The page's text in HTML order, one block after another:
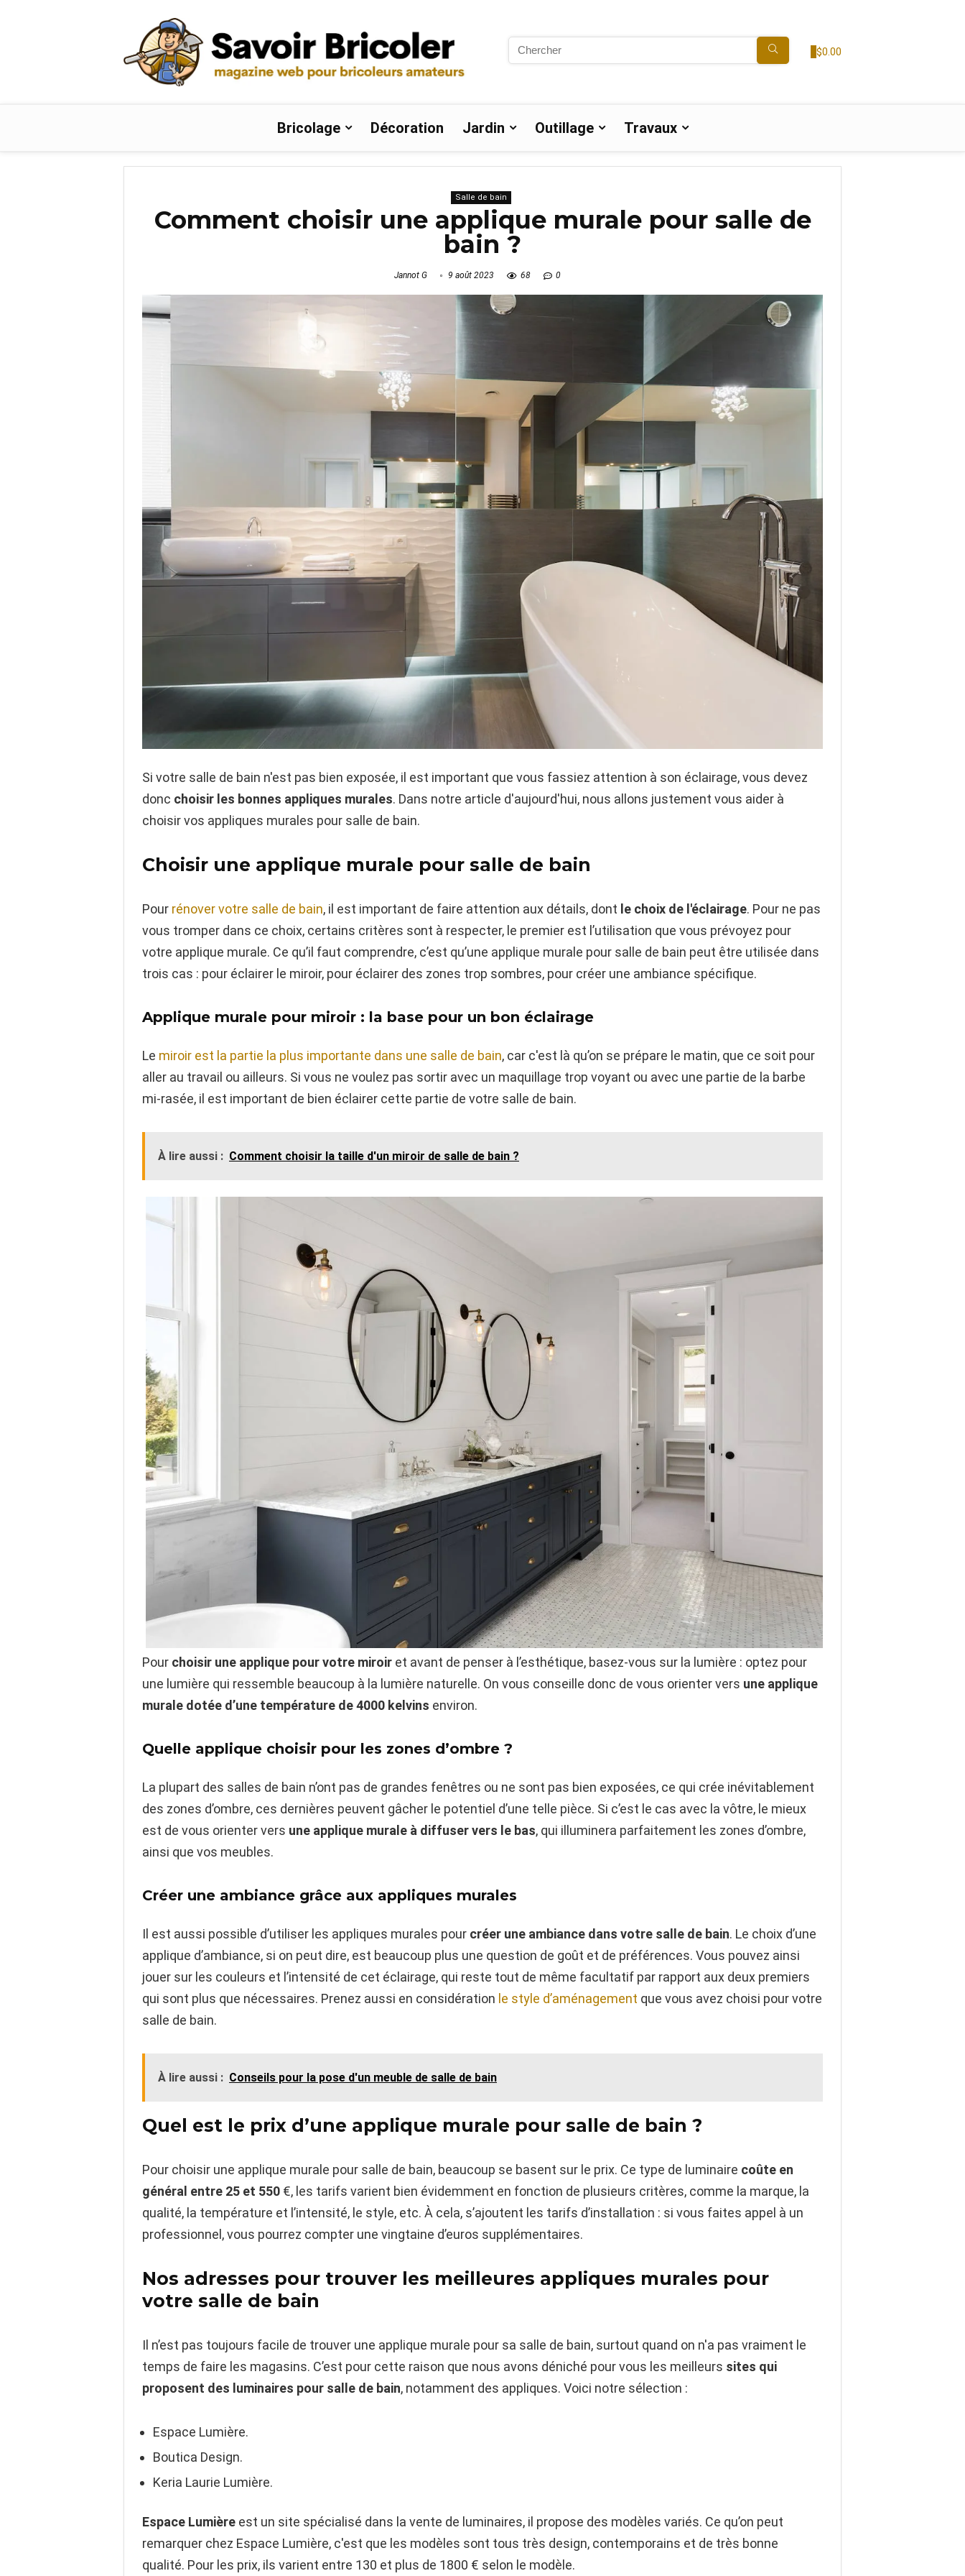
Search
for:
$0.00
Bricolage Décoration Jardin Outillage Travaux
Salle de bain
Comment choisir une applique murale pour salle de
bain ?
Jannot G 9 août 2023 68 0
Si votre salle de bain n'est pas bien exposée, il est important que vous fassiez attention à son éclairage, vous devez
donc choisir les bonnes appliques murales. Dans notre article d'aujourd'hui, nous allons justement vous aider à
choisir vos appliques murales pour salle de bain.
Choisir une applique murale pour salle de bain
Pour rénover votre salle de bain, il est important de faire attention aux détails, dont le choix de l'éclairage. Pour ne pas
vous tromper dans ce choix, certains critères sont à respecter, le premier est l’utilisation que vous prévoyez pour
votre applique murale. Ce qu’il faut comprendre, c’est qu’une applique murale pour salle de bain peut être utilisée dans
trois cas : pour éclairer le miroir, pour éclairer des zones trop sombres, pour créer une ambiance spécifique.
Applique murale pour miroir : la base pour un bon éclairage
Le miroir est la partie la plus importante dans une salle de bain, car c'est là qu’on se prépare le matin, que ce soit pour
aller au travail ou ailleurs. Si vous ne voulez pas sortir avec un maquillage trop voyant ou avec une partie de la barbe
mi-rasée, il est important de bien éclairer cette partie de votre salle de bain.
À lire aussi : Comment choisir la taille d'un miroir de salle de bain ?
Pour choisir une applique pour votre miroir et avant de penser à l’esthétique, basez-vous sur la lumière : optez pour
une lumière qui ressemble beaucoup à la lumière naturelle. On vous conseille donc de vous orienter vers une applique
murale dotée d’une température de 4000 kelvins environ.
Quelle applique choisir pour les zones d’ombre ?
La plupart des salles de bain n’ont pas de grandes fenêtres ou ne sont pas bien exposées, ce qui crée inévitablement
des zones d’ombre, ces dernières peuvent gâcher le potentiel d’une telle pièce. Si c’est le cas avec la vôtre, le mieux
est de vous orienter vers une applique murale à diffuser vers le bas, qui illuminera parfaitement les zones d’ombre,
ainsi que vos meubles.
Créer une ambiance grâce aux appliques murales
Il est aussi possible d’utiliser les appliques murales pour créer une ambiance dans votre salle de bain. Le choix d’une
applique d’ambiance, si on peut dire, est beaucoup plus une question de goût et de préférences. Vous pouvez ainsi
jouer sur les couleurs et l’intensité de cet éclairage, qui reste tout de même facultatif par rapport aux deux premiers
qui sont plus que nécessaires. Prenez aussi en considération le style d’aménagement que vous avez choisi pour votre
salle de bain.
À lire aussi : Conseils pour la pose d'un meuble de salle de bain
Quel est le prix d’une applique murale pour salle de bain ?
Pour choisir une applique murale pour salle de bain, beaucoup se basent sur le prix. Ce type de luminaire coûte en
général entre 25 et 550 €, les tarifs varient bien évidemment en fonction de plusieurs critères, comme la marque, la
qualité, la température et l’intensité, le style, etc. À cela, s’ajoutent les tarifs d’installation : si vous faites appel à un
professionnel, vous pourrez compter une vingtaine d’euros supplémentaires.
Nos adresses pour trouver les meilleures appliques murales pour
votre salle de bain
Il n’est pas toujours facile de trouver une applique murale pour sa salle de bain, surtout quand on n'a pas vraiment le
temps de faire les magasins. C’est pour cette raison que nous avons déniché pour vous les meilleurs sites qui
proposent des luminaires pour salle de bain, notamment des appliques. Voici notre sélection :
Espace Lumière.
Boutica Design.
Keria Laurie Lumière.
Espace Lumière est un site spécialisé dans la vente de luminaires, il propose des modèles variés. Ce qu’on peut
remarquer chez Espace Lumière, c'est que les modèles sont tous très design, contemporains et de très bonne
qualité. Pour les prix, ils varient entre 130 et plus de 1800 € selon le modèle.